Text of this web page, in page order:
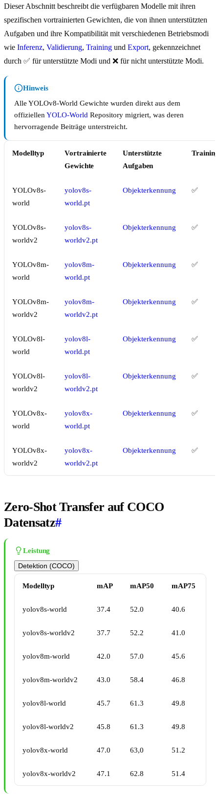
Dieser Abschnitt beschreibt die verfügbaren Modelle mit ihren
spezifischen vortrainierten Gewichten, die von ihnen unterstützten
Aufgaben und ihre Kompatibilität mit verschiedenen Betriebsmodi
wie Inferenz, Validierung, Training und Export, gekennzeichnet
durch ✅ für unterstützte Modi und ❌ für nicht unterstützte Modi.
Hinweis
Alle YOLOv8-World Gewichte wurden direkt aus dem
offiziellen YOLO-World Repository migriert, was deren
hervorragende Beiträge unterstreicht.
Modelltyp
Vortrainierte
Gewichte
Unterstützte
Aufgaben
Training
YOLOv8s-
world
yolov8s-
world.pt
Objekterkennung ✅
YOLOv8s-
worldv2
yolov8s-
worldv2.pt
Objekterkennung ✅
YOLOv8m-
world
yolov8m-
world.pt
Objekterkennung ✅
YOLOv8m-
worldv2
yolov8m-
worldv2.pt
Objekterkennung ✅
YOLOv8l-
world
yolov8l-
world.pt
Objekterkennung ✅
YOLOv8l-
worldv2
yolov8l-
worldv2.pt
Objekterkennung ✅
YOLOv8x-
world
yolov8x-
world.pt
Objekterkennung ✅
YOLOv8x-
worldv2
yolov8x-
worldv2.pt
Objekterkennung ✅
Zero-Shot Transfer auf COCO
Datensatz#
Leistung
Detektion (COCO)
Modelltyp mAP mAP50 mAP75
yolov8s-world 37.4 52.0 40.6
yolov8s-worldv2 37.7 52.2 41.0
yolov8m-world 42.0 57.0 45.6
yolov8m-worldv2 43.0 58.4 46.8
yolov8l-world 45.7 61.3 49.8
yolov8l-worldv2 45.8 61.3 49.8
yolov8x-world 47.0 63,0 51.2
yolov8x-worldv2 47.1 62.8 51.4